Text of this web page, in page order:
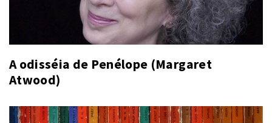
A odisséia de Penélope (Margaret
Atwood)